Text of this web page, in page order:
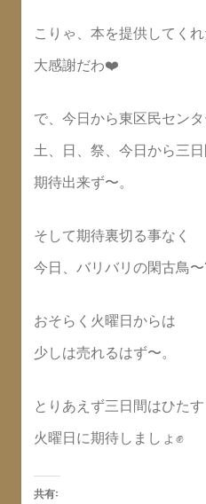
こりゃ、本を提供してく
大感謝だわ❤️
で、今日から東区民センタ
土、日、祭、今日から三
期待出来ず〜。
そして期待裏切る事なく
今日、バリバリの閑古鳥〜
おそらく火曜日からは
少しは売れるはず〜。
とりあえず三日間はひた
火曜日に期待しましょ✊
共有: